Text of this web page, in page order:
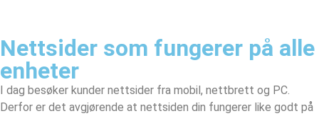
Nettsider som fungerer på alle
enheter
I dag besøker kunder nettsider fra mobil, nettbrett og PC.
Derfor er det avgjørende at nettsiden din fungerer like godt på